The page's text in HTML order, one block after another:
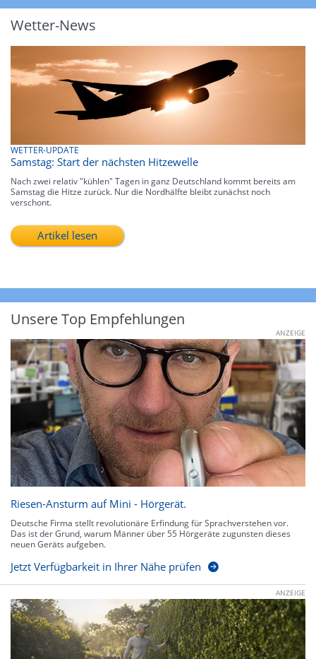
Wetter-News
WETTER-UPDATE
Samstag: Start der nächsten Hitzewelle
Nach zwei relativ "kühlen" Tagen in ganz Deutschland kommt bereits am
Samstag die Hitze zurück. Nur die Nordhälfte bleibt zunächst noch
verschont.
Artikel lesen
Unsere Top Empfehlungen
ANZEIGE
Riesen-Ansturm auf Mini - Hörgerät.
Deutsche Firma stellt revolutionäre Erfindung für Sprachverstehen vor.
Das ist der Grund, warum Männer über 55 Hörgeräte zugunsten dieses
neuen Geräts aufgeben.
Jetzt Verfügbarkeit in Ihrer Nähe prüfen
ANZEIGE